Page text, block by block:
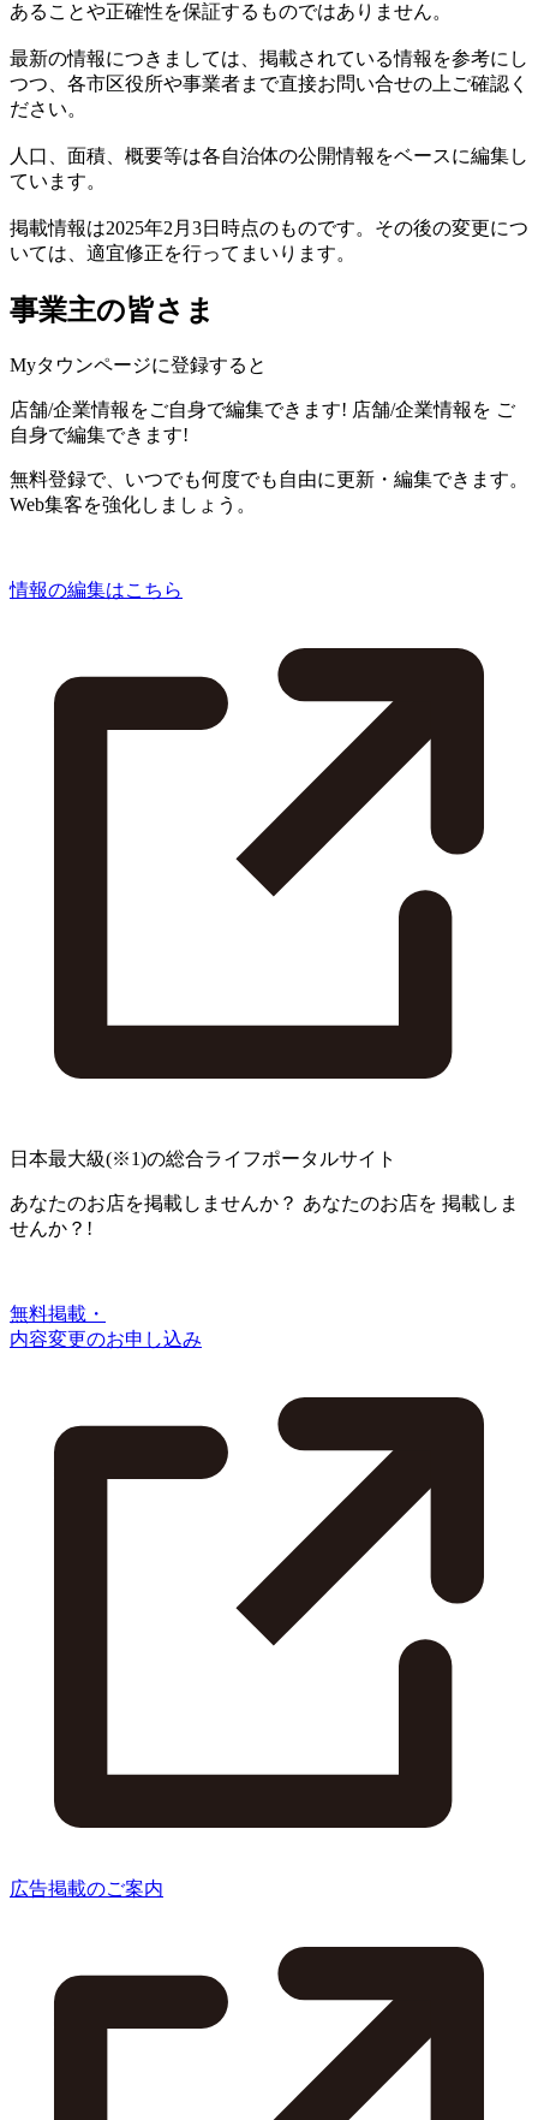
あることや正確性を保証するものではありません。
最新の情報につきましては、掲載されている情報を参考にし
つつ、各市区役所や事業者まで直接お問い合せの上ご確認く
ださい。
人口、面積、概要等は各自治体の公開情報をベースに編集し
ています。
掲載情報は2025年2月3日時点のものです。その後の変更につ
いては、適宜修正を行ってまいります。
事業主の皆さま
Myタウンページに登録すると
店舗/企業情報をご自身で編集できます! 店舗/企業情報を ご
自身で編集できます!
無料登録で、いつでも何度でも自由に更新・編集できます。
Web集客を強化しましょう。
情報の編集はこちら
日本最大級(※1)の総合ライフポータルサイト
あなたのお店を掲載しませんか？ あなたのお店を 掲載しま
せんか？!
無料掲載・
内容変更のお申し込み
広告掲載のご案内